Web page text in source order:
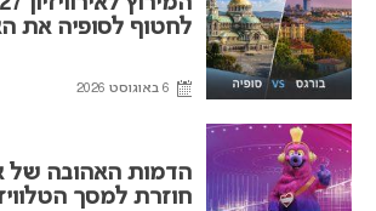
לחטוף לסופיה את
6 באוגוסט 2026
חוזרת למסך